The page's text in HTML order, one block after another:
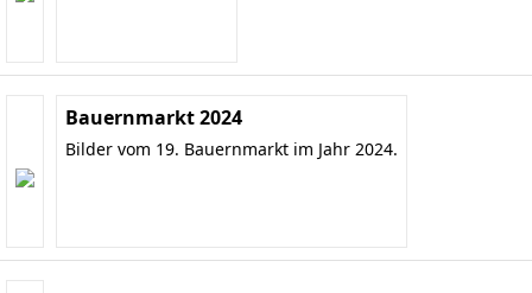
Bauernmarkt 2024
Bilder vom 19. Bauernmarkt im Jahr 2024.